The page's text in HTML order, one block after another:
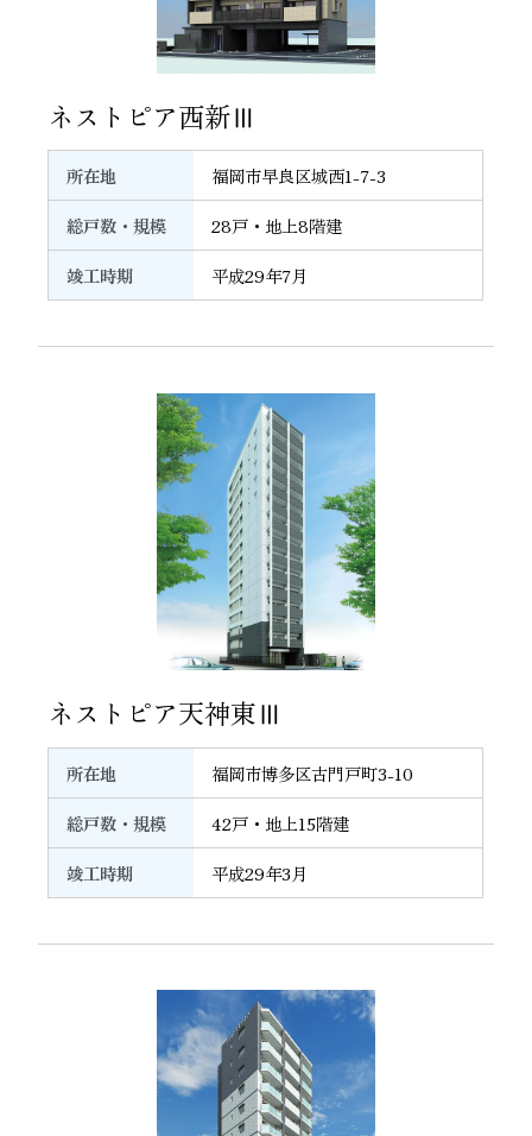
ネストピア西新Ⅲ 24
所在地
福岡市早良区城西1-7-3
総戸数・規模
28戸・地上8階建
竣工時期
平成29年7月
ネストピア天神東Ⅲ 23
所在地
福岡市博多区古門戸町3-10
総戸数・規模
42戸・地上15階建
竣工時期
平成29年3月